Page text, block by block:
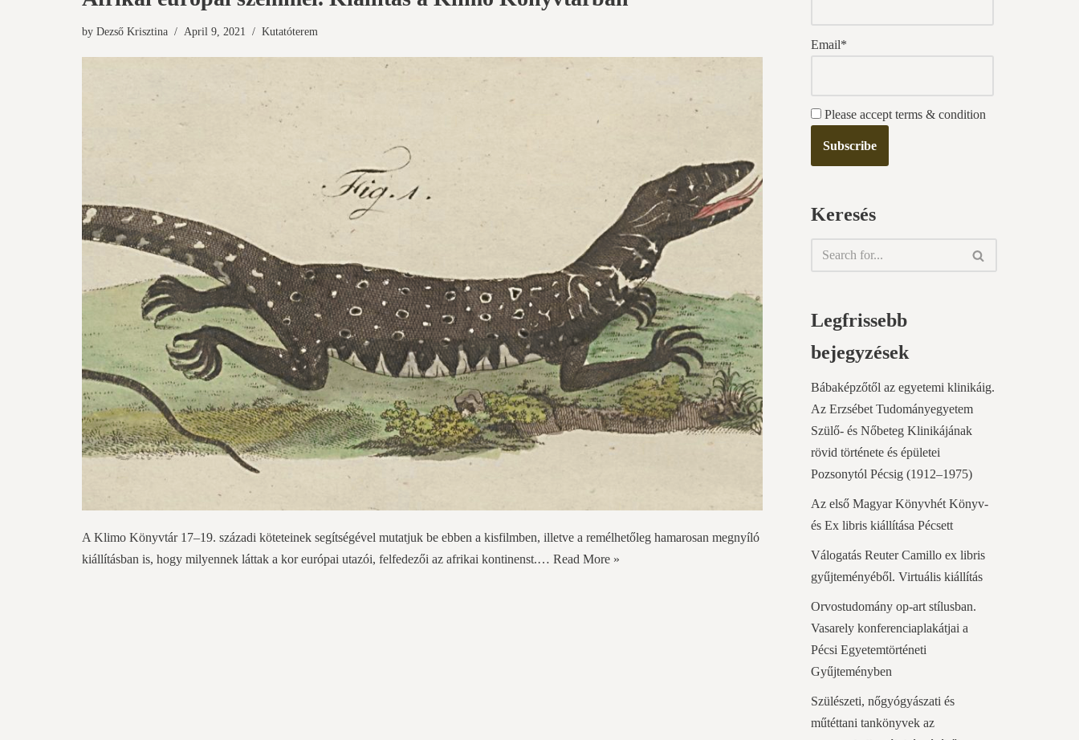
by Dezső Krisztina April 9, 2021 Kutatóterem
A Klimo Könyvtár 17–19. századi köteteinek segítségével mutatjuk be ebben a kisfilmben, illetve a remélhetőleg hamarosan megnyíló
kiállításban is, hogy milyennek láttak a kor európai utazói, felfedezői az afrikai kontinenst.… Read More »
Email*
Please accept terms & condition
Keresés
Legfrissebb
bejegyzések
Bábaképzőtől az egyetemi klinikáig.
Az Erzsébet Tudományegyetem
Szülő- és Nőbeteg Klinikájának
rövid története és épületei
Pozsonytól Pécsig (1912–1975)
Az első Magyar Könyvhét Könyv-
és Ex libris kiállítása Pécsett
Válogatás Reuter Camillo ex libris
gyűjteményéből. Virtuális kiállítás
Orvostudomány op-art stílusban.
Vasarely konferenciaplakátjai a
Pécsi Egyetemtörténeti
Gyűjteményben
Szülészeti, nőgyógyászati és
műtéttani tankönyvek az